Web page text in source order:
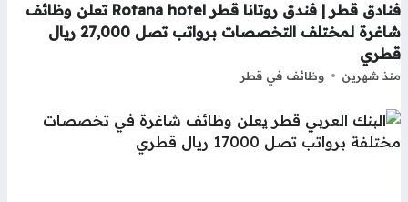
فنادق قطر | فندق روتانا قطر Rotana hotel تعلن وظائف
شاغرة لمختلف التخصصات برواتب تصل 27,000 ريال
شهرين وظائف في قطر